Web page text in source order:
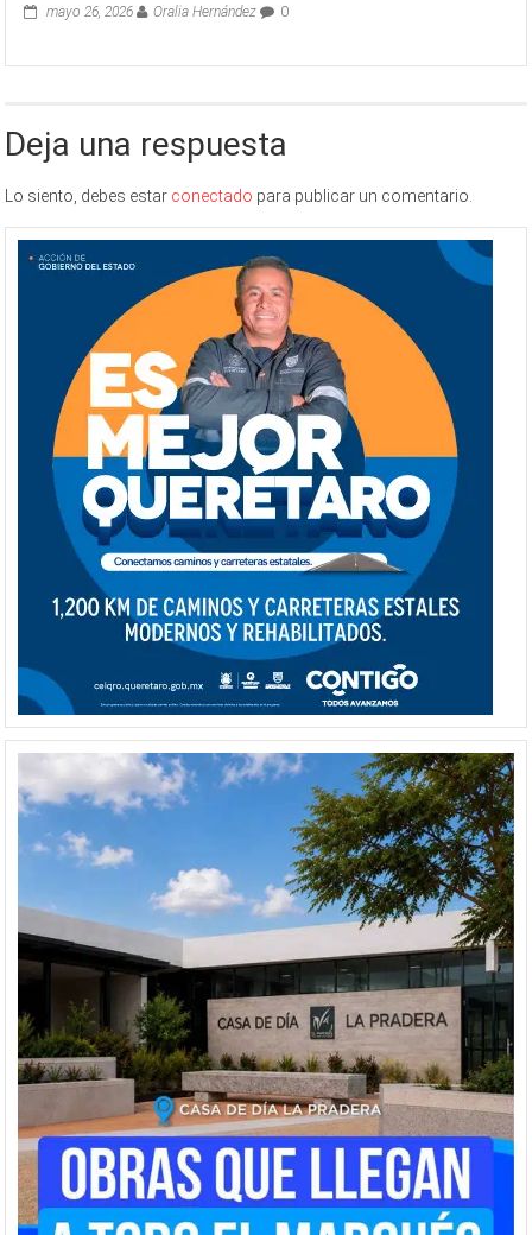
mayo 26, 2026 Oralia Hernández 0
Deja una respuesta
Lo siento, debes estar conectado para publicar un comentario.